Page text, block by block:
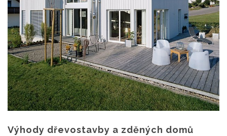
Výhody dřevostavby a zděných domů